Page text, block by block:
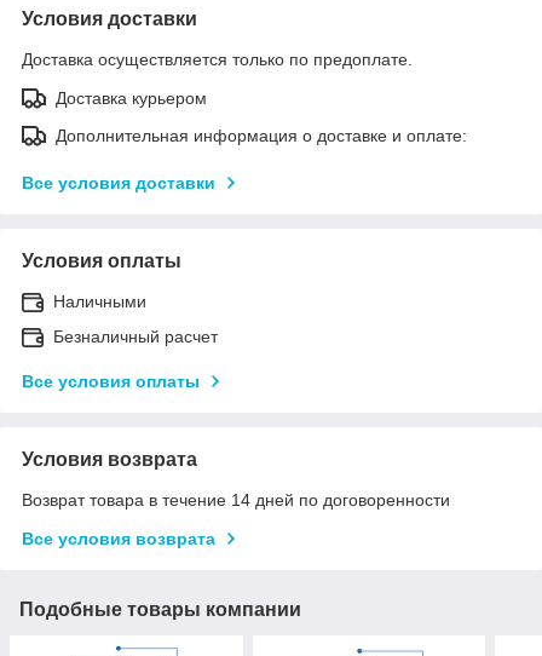
Условия доставки
Доставка осуществляется только по предоплате.
Доставка курьером
Дополнительная информация о доставке и оплате:
Все условия доставки
Условия оплаты
Наличными
Безналичный расчет
Все условия оплаты
Условия возврата
Возврат товара в течение 14 дней по договоренности
Все условия возврата
Подобные товары компании